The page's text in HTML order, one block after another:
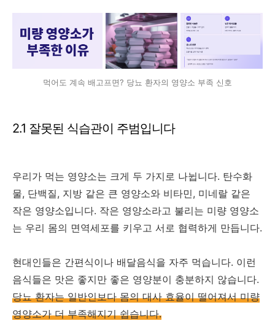
먹어도 계속 배고프면? 당뇨 환자의 영양소 부족 신호
2.1 잘못된 식습관이 주범입니다
우리가 먹는 영양소는 크게 두 가지로 나뉩니다. 탄수화
물, 단백질, 지방 같은 큰 영양소와 비타민, 미네랄 같은
작은 영양소입니다. 작은 영양소라고 불리는 미량 영양소
는 우리 몸의 면역세포를 키우고 서로 협력하게 만듭니다.
현대인들은 간편식이나 배달음식을 자주 먹습니다. 이런
음식들은 맛은 좋지만 좋은 영양분이 충분하지 않습니다.
당뇨 환자는 일반인보다 몸의 대사 효율이 떨어져서 미량
영양소가 더 부족해지기 쉽습니다.